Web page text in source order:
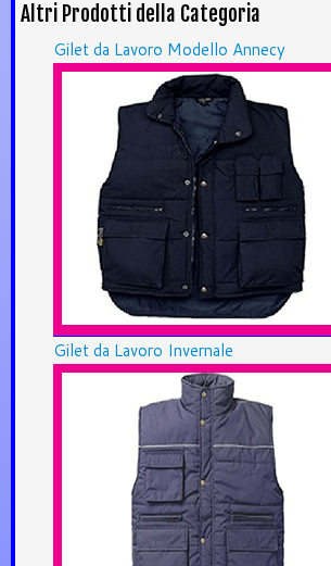
Altri Prodotti della Categoria
Gilet da Lavoro Modello Annecy
Gilet da Lavoro Invernale